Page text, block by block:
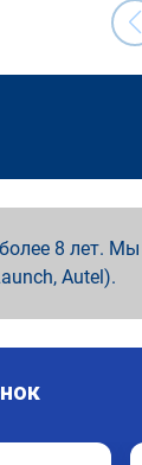
8 лет.
Autel).